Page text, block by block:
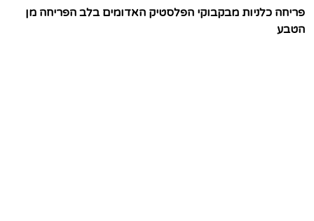
פריחה כלניות מבקבוקי הפלסטיק האדומים בלב הפריחה מן
הטבע